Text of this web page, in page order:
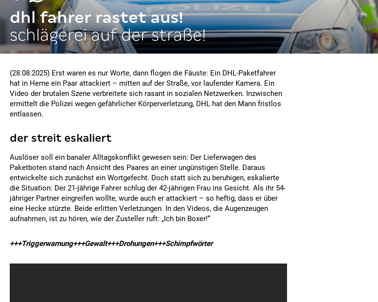
dhl fahrer rastet aus!
schlägerei auf der straße!
(28.08.2025) Erst waren es nur Worte, dann flogen die Fäuste: Ein DHL-Paketfahrer
hat in Herne ein Paar attackiert – mitten auf der Straße, vor laufender Kamera. Ein
Video der brutalen Szene verbreitete sich rasant in sozialen Netzwerken. Inzwischen
ermittelt die Polizei wegen gefährlicher Körperverletzung, DHL hat den Mann fristlos
entlassen.
der streit eskaliert
Auslöser soll ein banaler Alltagskonflikt gewesen sein: Der Lieferwagen des
Paketboten stand nach Ansicht des Paares an einer ungünstigen Stelle. Daraus
entwickelte sich zunächst ein Wortgefecht. Doch statt sich zu beruhigen, eskalierte
die Situation: Der 21-jährige Fahrer schlug der 42-jährigen Frau ins Gesicht. Als ihr 54-
jähriger Partner eingreifen wollte, wurde auch er attackiert – so heftig, dass er über
eine Hecke stürzte. Beide erlitten Verletzungen. In den Videos, die Augenzeugen
aufnahmen, ist zu hören, wie der Zusteller ruft: „Ich bin Boxer!“
+++Triggerwarnung+++Gewalt+++Drohungen+++Schimpfwörter